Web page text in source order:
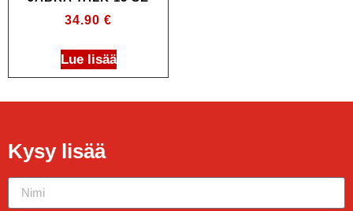
34.90 €
Lue lisää
Kysy lisää